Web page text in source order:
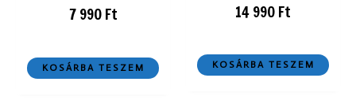
7 990Ft
KOSÁRBA TESZEM
14 990Ft
KOSÁRBA TESZEM